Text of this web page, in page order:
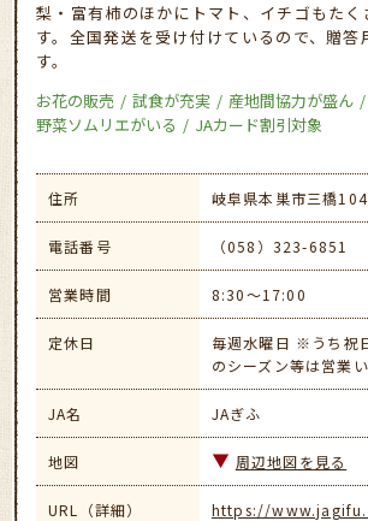
梨・富有柿のほかにトマト、イチゴもたく
す。全国発送を受け付けているので、贈答
す。
お花の販売
試食が充実
産地間協力が盛ん
野菜ソムリエがいる
JAカード割引対象
住所 岐阜県本巣市三橋
電話番号 （058）323-6851
営業時間 8:30～17:00
定休日
毎週水曜日 ※うち祝
のシーズン等は営業
JA名 JAぎふ
地図 周辺地図を見る
URL（詳細）
https://